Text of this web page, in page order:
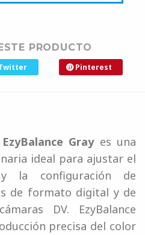
PRODUCTO
Pinterest
Grayes una
ideal para ajustar el
la configuración de
de formato digital y de
DV. EzyBalance
precisa del color